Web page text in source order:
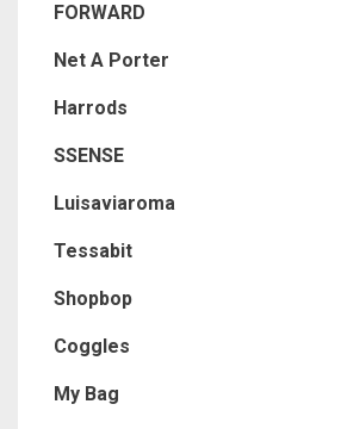
FORWARD
Net A Porter
Harrods
SSENSE
Luisaviaroma
Tessabit
Shopbop
Coggles
My Bag